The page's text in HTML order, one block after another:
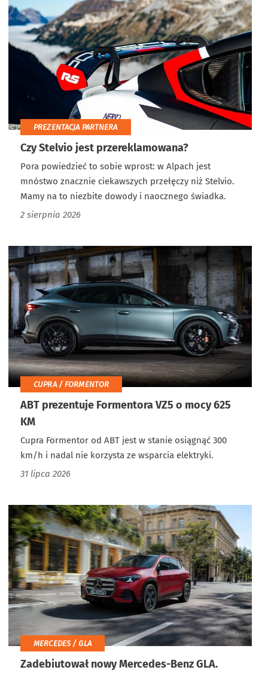
PREZENTACJA PARTNERA
Czy Stelvio jest przereklamowana?
Pora powiedzieć to sobie wprost: w Alpach jest
mnóstwo znacznie ciekawszych przełęczy niż Stelvio.
Mamy na to niezbite dowody i naocznego świadka.
2 sierpnia 2026
CUPRA / FORMENTOR
ABT prezentuje Formentora VZ5 o mocy 625
KM
Cupra Formentor od ABT jest w stanie osiągnąć 300
km/h i nadal nie korzysta ze wsparcia elektryki.
31 lipca 2026
MERCEDES / GLA
Zadebiutował nowy Mercedes-Benz GLA.